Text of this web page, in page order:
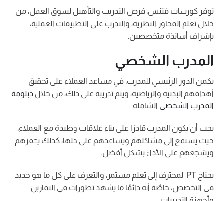
توفر كورسات فتنس، فرص التدريب والتأهيل لسوق العمل، من
خلال تعلم المحاور النظرية، والتدرب على التطبيقات العملية،
بإشراف أساتذة متخصصين.
المدرب الشخصي
يكمن الدور الرئيسي للمدرب، في مساعد العملاء على تحقيق
أهدافهم البدنية والرياضية، ويتم تدريبه على ذلك، من خلال دبلومة
المدرب الشخصي الشاملة.
يجب أن يكون المدرب قادرًا على بناء علاقات وطيدة مع العملاء،
حيث يستمع إلى مشاكلهم ويساعدهم على حلها، كذلك يحفزهم
ويشجعهم على الأداء بشكل أفضل.
يحتاج PT المحترف إلى تعلم مستمر، والتعرف على كل ما هو جديد
في التخصص، خاصًة أنه دائمًا ما يشهد تطورات في التمارين